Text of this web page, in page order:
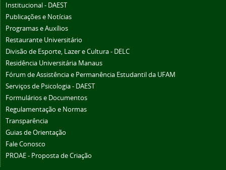
Institucional - DAEST
Publicações e Notícias
Programas e Auxílios
Restaurante Universitário
Divisão de Esporte, Lazer e Cultura - DELC
Residência Universitária Manaus
Fórum de Assistência e Permanência Estudantil da UFAM
Serviços de Psicologia - DAEST
Formulários e Documentos
Regulamentação e Normas
Transparência
Guias de Orientação
Fale Conosco
PROAE - Proposta de Criação